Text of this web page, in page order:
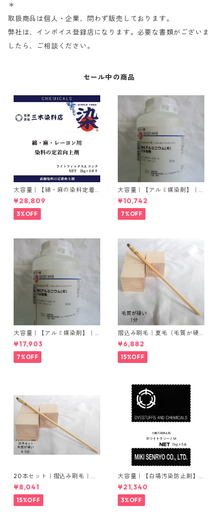
＊
取扱商品は個人・企業、問わず販売しております。
弊社は、インボイス登録店になります。必要な書類がございま
したら、ご相談ください。
セール中の商品
大容量｜【綿・麻の染料定着
向上剤】｜2kg×5本｜ライト
フィックスAコンク
¥28,809
3%OFF
大容量｜【アルミ媒染剤】｜5
00g−3本入り｜塩化アルミニ
ウム
¥10,742
7%OFF
大容量｜【アルミ媒染剤】｜5
00g−5本入り｜塩化アルミニ
ウム
¥17,903
7%OFF
摺込み刷毛｜夏毛（毛質が硬
い）1分｜16本入り＊1セット
¥6,882
15%OFF
20本セット｜摺込み刷毛｜夏
毛（毛質が硬い）0.5分
¥8,041
15%OFF
大容量｜【白場汚染防止剤】
｜2kg×5本｜ホワイトクリー
ナＭ
¥21,340
3%OFF